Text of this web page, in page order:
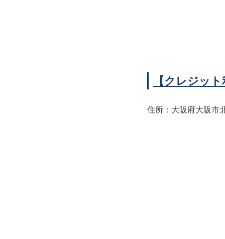
【クレジッ
住所：大阪府大阪市